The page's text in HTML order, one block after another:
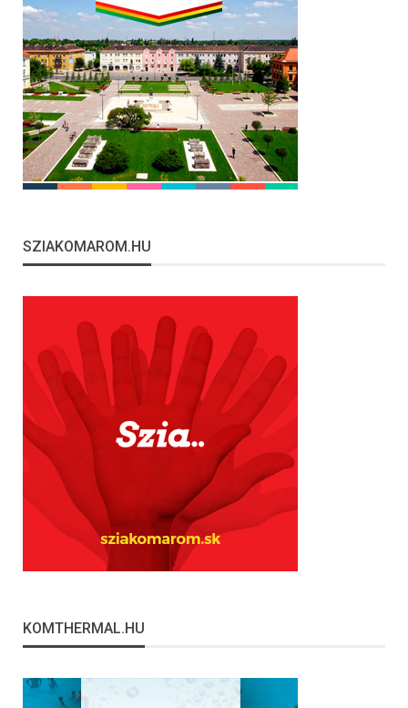
SZIAKOMAROM.HU
KOMTHERMAL.HU